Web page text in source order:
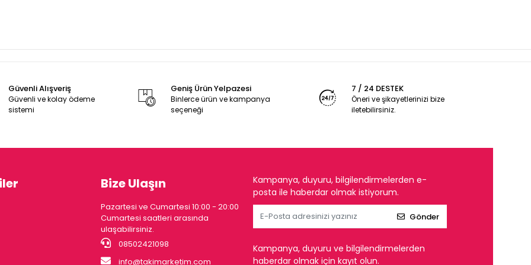
Güvenli Alışveriş
Güvenli ve kolay ödeme
sistemi
Geniş Ürün Yelpazesi
Binlerce ürün ve kampanya
seçeneği
7 / 24 DESTEK
Öneri ve şikayetlerinizi bize
iletebilirsiniz.
Bize Ulaşın
Pazartesi ve Cumartesi 10:00 - 20:00
Cumartesi saatleri arasında
ulaşabilirsiniz.
08502421098
info@takimarketim.com
Kampanya, duyuru, bilgilendirmelerden e-
posta ile haberdar olmak istiyorum.
Gönder
Kampanya, duyuru ve bilgilendirmelerden
haberdar olmak için kayıt olun.